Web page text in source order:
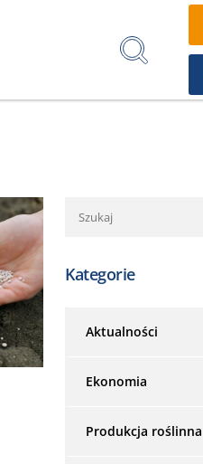
Kategorie
Aktualności
Ekonomia
Produkcja roślinna